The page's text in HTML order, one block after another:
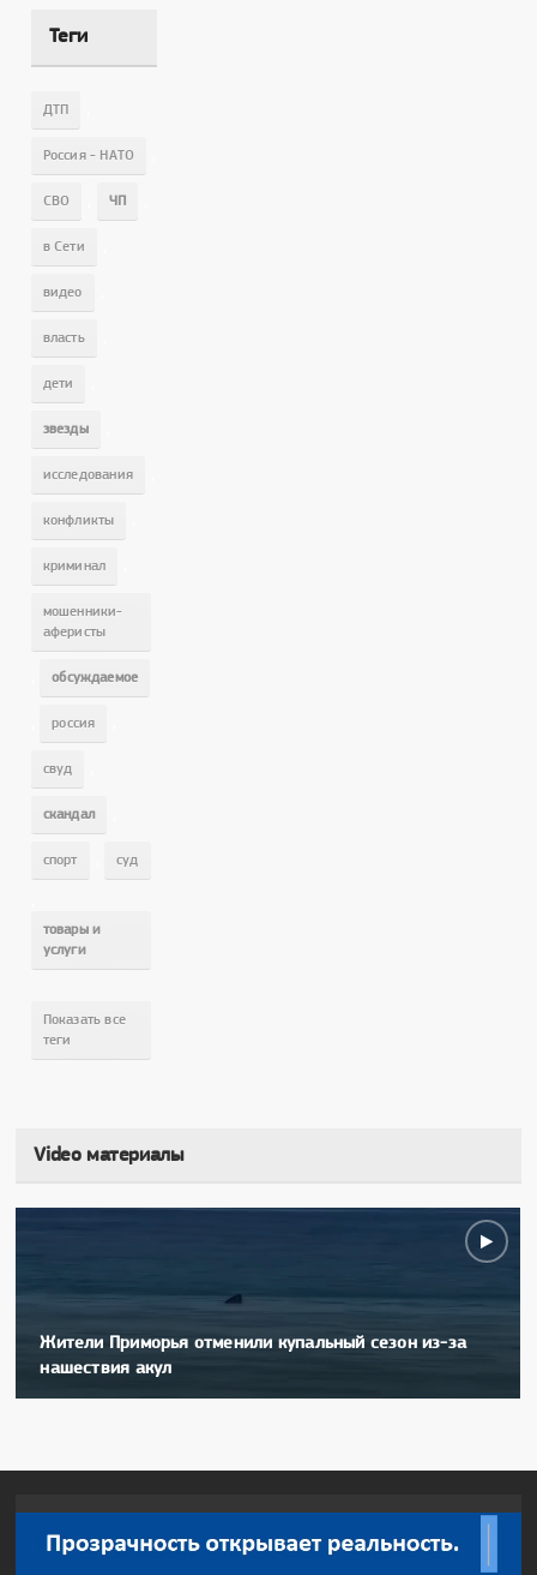
Теги
ДТП
Россия - НАТО
СВО ЧП
в Сети
видео
власть
дети
звезды
исследования
конфликты
криминал
мошенники-
аферисты
обсуждаемое
россия
свуд
скандал
спорт суд
товары и
услуги
Показать все
теги
Video материалы
Жители Приморья отменили купальный сезон из-за
нашествия акул